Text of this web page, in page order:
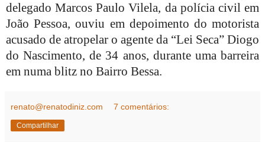
delegado Marcos Paulo Vilela, da polícia civil em
João Pessoa, ouviu em depoimento do motorista
acusado de atropelar o agente da “Lei Seca” Diogo
do Nascimento, de 34 anos, durante uma barreira
em numa blitz no Bairro Bessa.
renato@renatodiniz.com 7 comentários:
Compartilhar